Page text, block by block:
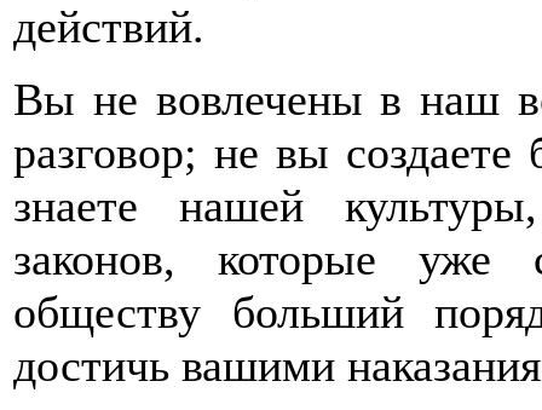
действий.
Вы не вовлечены в наш
разговор; не вы
знаете нашей
законов, которые уже
обществу больший
достичь вашими